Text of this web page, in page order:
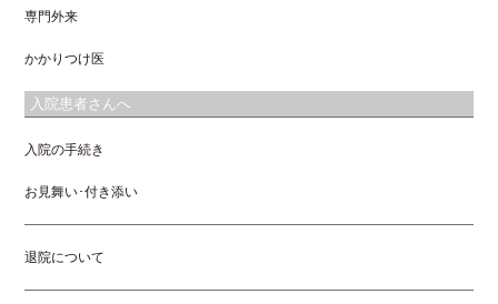
専門外来
かかりつけ医
入院患者さんへ
入院の手続き
お見舞い･付き添い
退院について